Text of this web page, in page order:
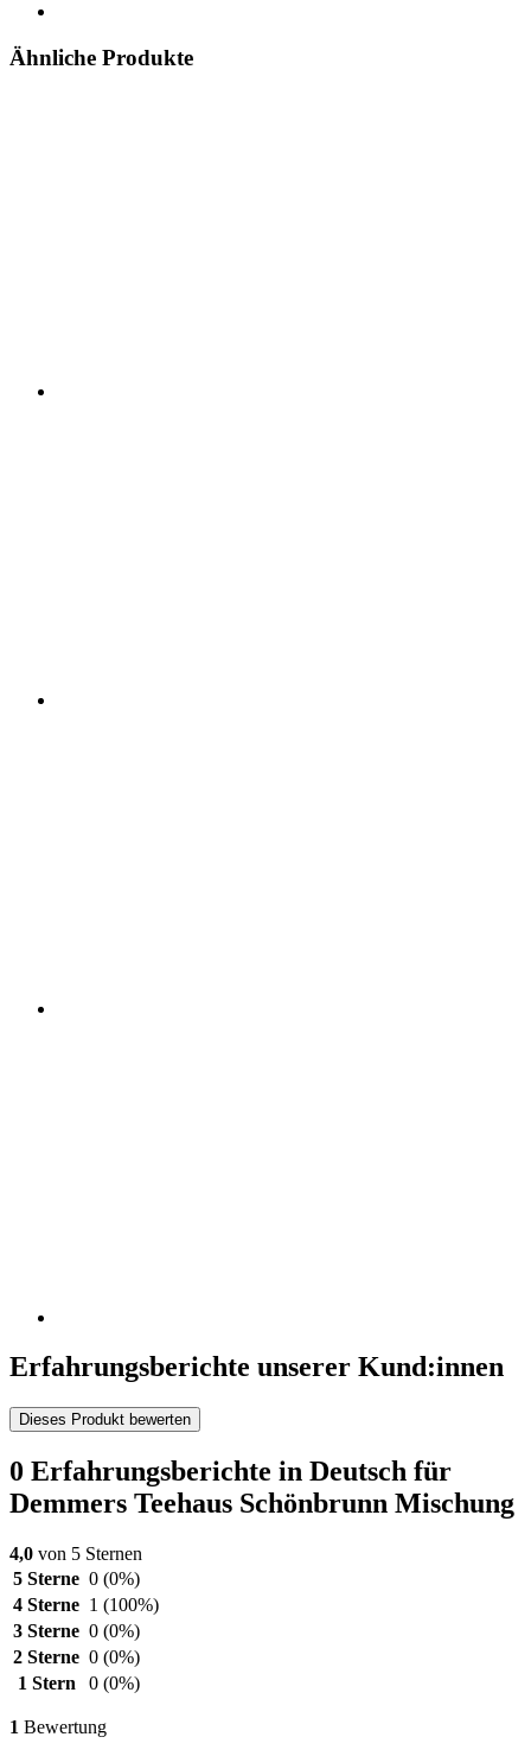
Ähnliche Produkte
Erfahrungsberichte unserer Kund:innen
Dieses Produkt bewerten
0 Erfahrungsberichte in Deutsch für
Demmers Teehaus Schönbrunn Mischung
4,0 von 5 Sternen
5 Sterne 0 (0%)
4 Sterne 1 (100%)
3 Sterne 0 (0%)
2 Sterne 0 (0%)
1 Stern
0 (0%)
1 Bewertung